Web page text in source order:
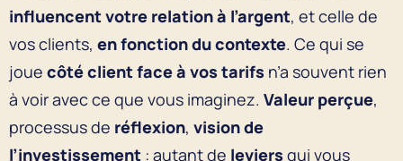
influencent votre relation à l’argent, et celle de
vos clients, en fonction du contexte. Ce qui se
joue côté client face à vos tarifs n’a souvent rien
à voir avec ce que vous imaginez. Valeur perçue,
processus de réflexion, vision de
l’investissement : autant de leviers qui vous